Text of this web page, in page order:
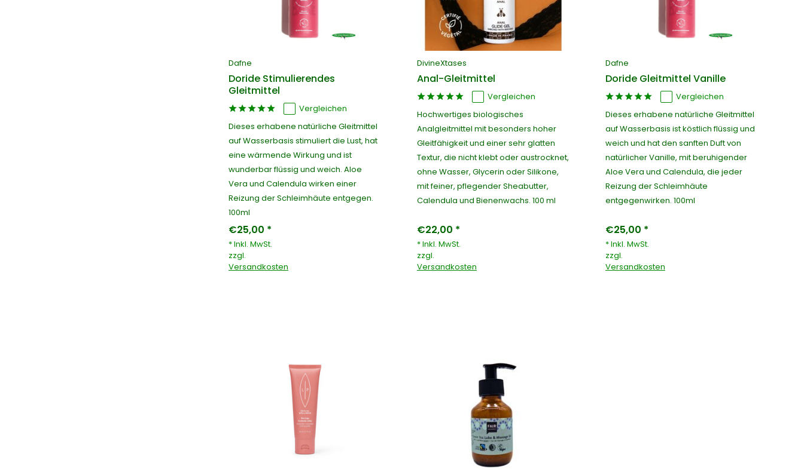
Dafne
Doride Stimulierendes
Gleitmittel
Vergleichen
Dieses erhabene natürliche Gleitmittel
auf Wasserbasis stimuliert die Lust, hat
eine wärmende Wirkung und ist
wunderbar flüssig und weich. Aloe
Vera und Calendula wirken einer
Reizung der Schleimhäute entgegen.
100ml
€25,00 *
* Inkl. MwSt.
zzgl.
Versandkosten
DivineXtases
Anal-Gleitmittel
Vergleichen
Hochwertiges biologisches
Analgleitmittel mit besonders hoher
Gleitfähigkeit und einer sehr glatten
Textur, die nicht klebt oder austrocknet,
ohne Wasser, Glycerin oder Silikone,
mit feiner, pflegender Sheabutter,
Calendula und Bienenwachs. 100 ml
€22,00 *
* Inkl. MwSt.
zzgl.
Versandkosten
Dafne
Doride Gleitmittel Vanille
Vergleichen
Dieses erhabene natürliche Gleitmittel
auf Wasserbasis ist köstlich flüssig und
weich und hat den sanften Duft von
natürlicher Vanille, mit beruhigender
Aloe Vera und Calendula, die jeder
Reizung der Schleimhäute
entgegenwirken. 100ml
€25,00 *
* Inkl. MwSt.
zzgl.
Versandkosten